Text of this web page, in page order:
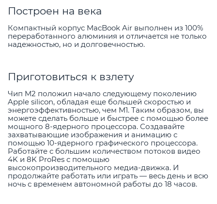
Построен на века
Компактный корпус MacBook Air выполнен из 100%
переработанного алюминия и отличается не только
надежностью, но и долговечностью.
Приготовиться к взлету
Чип M2 положил начало следующему поколению
Apple silicon, обладая еще большей скоростью и
энергоэффективностью, чем M1. Таким образом, вы
можете сделать больше и быстрее с помощью более
мощного 8-ядерного процессора. Создавайте
захватывающие изображения и анимацию с
помощью 10-ядерного графического процессора.
Работайте с большим количеством потоков видео
4K и 8K ProRes с помощью
высокопроизводительного медиа-движка. И
продолжайте работать или играть — весь день и всю
ночь с временем автономной работы до 18 часов.